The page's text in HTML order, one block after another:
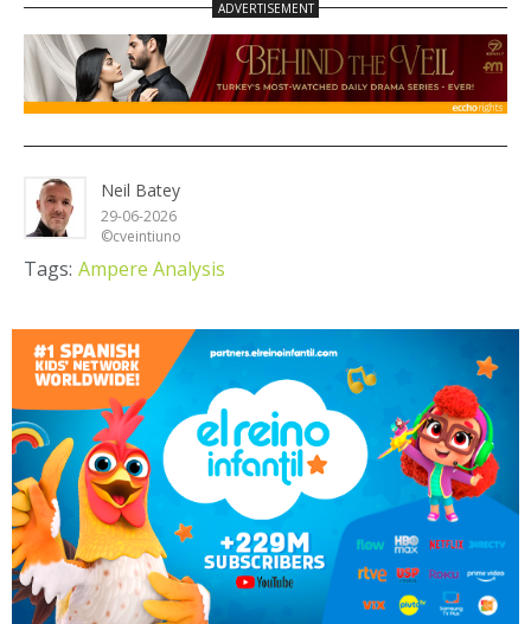
Neil Batey
29-06-2026
©cveintiuno
Tags: Ampere Analysis